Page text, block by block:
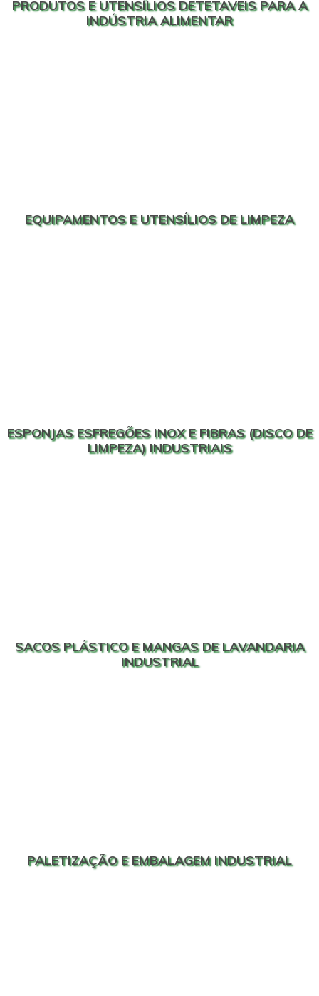
PRODUTOS E UTENSÍLIOS DETETAVEIS PARA A
INDÚSTRIA ALIMENTAR
EQUIPAMENTOS E UTENSÍLIOS DE LIMPEZA
ESPONJAS ESFREGÕES INOX E FIBRAS (DISCO DE
LIMPEZA) INDUSTRIAIS
SACOS PLÁSTICO E MANGAS DE LAVANDARIA
INDUSTRIAL
PALETIZAÇÃO E EMBALAGEM INDUSTRIAL